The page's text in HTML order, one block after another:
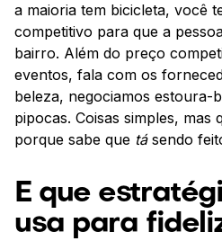
a maioria tem bicicleta, você
competitivo para que a
bairro. Além do preço
eventos, fala com os
beleza, negociamos estoura-
pipocas. Coisas simples, mas
porque sabe que tásendo
E que
usa para